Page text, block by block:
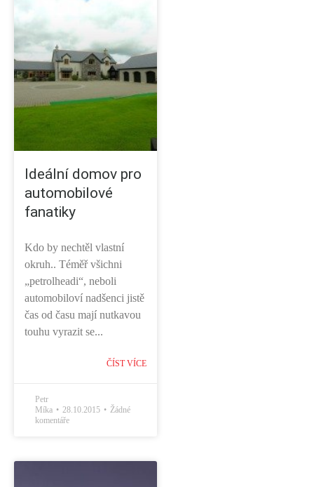
Ideální domov pro
automobilové
fanatiky
Kdo by nechtěl vlastní
okruh.. Téměř všichni
„petrolheadi“, neboli
automobiloví nadšenci jistě
čas od času mají nutkavou
touhu vyrazit se...
ČÍST VÍCE
Petr
Míka
28.10.2015
Žádné
komentáře